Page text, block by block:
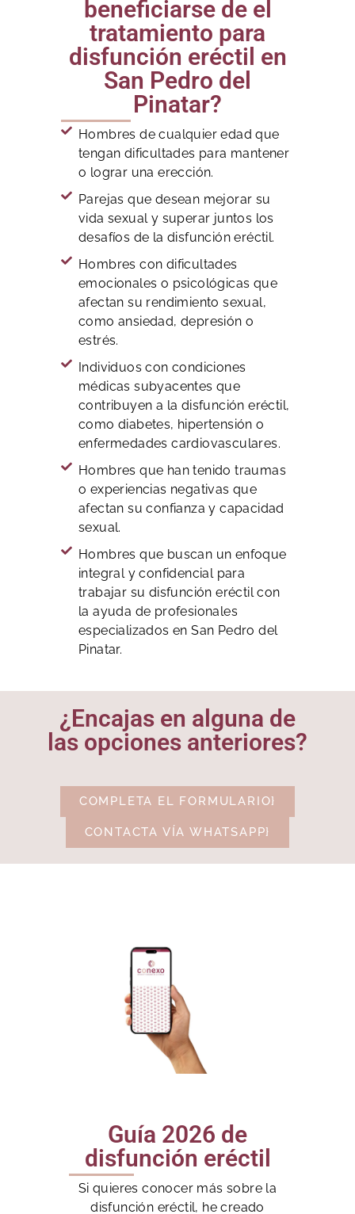
beneficiarse de el
tratamiento para
disfunción eréctil en
San Pedro del
Pinatar?
Hombres de cualquier edad que
tengan dificultades para mantener
o lograr una erección.
Parejas que desean mejorar su
vida sexual y superar juntos los
desafíos de la disfunción eréctil.
Hombres con dificultades
emocionales o psicológicas que
afectan su rendimiento sexual,
como ansiedad, depresión o
estrés.
Individuos con condiciones
médicas subyacentes que
contribuyen a la disfunción eréctil,
como diabetes, hipertensión o
enfermedades cardiovasculares.
Hombres que han tenido traumas
o experiencias negativas que
afectan su confianza y capacidad
sexual.
Hombres que buscan un enfoque
integral y confidencial para
trabajar su disfunción eréctil con
la ayuda de profesionales
especializados en San Pedro del
Pinatar.
¿Encajas en alguna de
las opciones anteriores?
COMPLETA EL FORMULARIO}
CONTACTA VÍA WHATSAPP}
Guía 2026 de
disfunción eréctil
Si quieres conocer más sobre la
disfunción eréctil, he creado